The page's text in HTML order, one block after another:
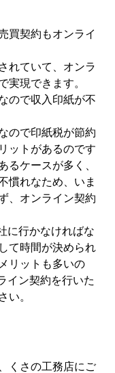
買契約もオンライ
れていて、オンラ
実現できます。
ので収入印紙が不
ので印紙税が節約
ットがあるのです
るケースが多く、
慣れなため、いま
、オンライン契約
に行かなければな
て時間が決められ
リットも多いの
イン契約を行いた
い。
くさの工務店にご